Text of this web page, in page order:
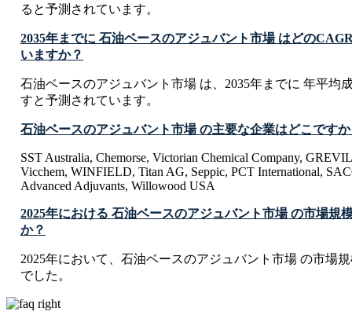
ると予測されています。
2035年までに 石油ベースのアジュバント市場 はどの
いますか？
石油ベースのアジュバント市場 は、2035年までに 年平均
すと予測されています。
石油ベースのアジュバント市場 の主要な企業はどこです
SST Australia, Chemorse, Victorian Chemical Company,
Vicchem, WINFIELD, Titan AG, Seppic, PCT International,
Advanced Adjuvants, Willowood USA
2025年における 石油ベースのアジュバント市場 の市場規
か？
2025年において、石油ベースのアジュバント市場 の市場
でした。